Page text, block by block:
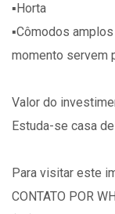
▪️Horta
▪️Cômodos
momento servem
Valor do
Estuda-se casa
Para visitar este
CONTATO POR